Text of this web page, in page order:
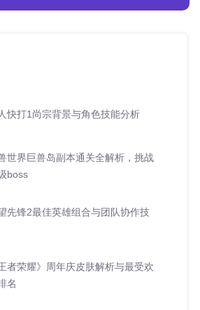
快打1尚宗背景与角色技能分析
世界巨兽岛副本通关全解析，挑战
boss
先锋2最佳英雄组合与团队协作技
王者荣耀》周年庆皮肤解析与最受欢
名